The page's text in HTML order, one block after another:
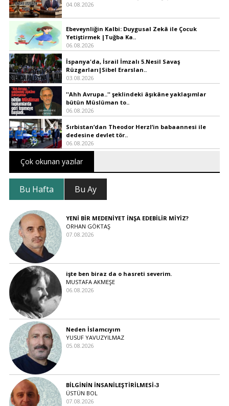
04.08.2026
Ebeveynliğin Kalbi: Duygusal Zekâ ile Çocuk
Yetiştirmek |Tuğba Ka..
06.08.2026
İspanya'da, İsrail İmzalı 5.Nesil Savaş
Rüzgarları|Sibel Erarslan..
03.08.2026
''Ahh Avrupa..'' şeklindeki âşıkâne yaklaşımlar
bütün Müslüman to..
06.08.2026
Sırbistan’dan Theodor Herzl’in babaannesi ile
dedesine devlet tör..
06.08.2026
Çok okunan yazılar
Bu Hafta Bu Ay
YENİ BİR MEDENİYET İNŞA EDEBİLİR MİYİZ?
ORHAN GÖKTAŞ
07.08.2026
işte ben biraz da o hasreti severim.
MUSTAFA AKMEŞE
06.08.2026
Neden İslamcıyım
YUSUF YAVUZYILMAZ
05.08.2026
BİLGİNİN İNSANİLEŞTİRİLMESİ-3
ÜSTÜN BOL
07.08.2026